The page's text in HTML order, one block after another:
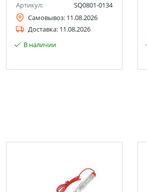
Артикул:
SQ0801-0134
Самовывоз: 11.08.2026
Доставка: 11.08.2026
В наличии